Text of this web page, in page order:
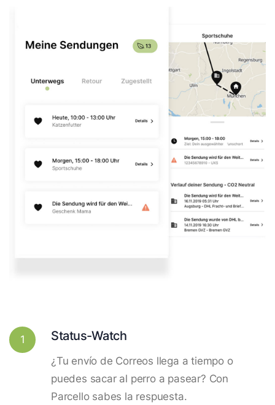
1 Status-Watch
¿Tu envío de Correos llega a tiempo o
puedes sacar al perro a pasear? Con
Parcello sabes la respuesta.